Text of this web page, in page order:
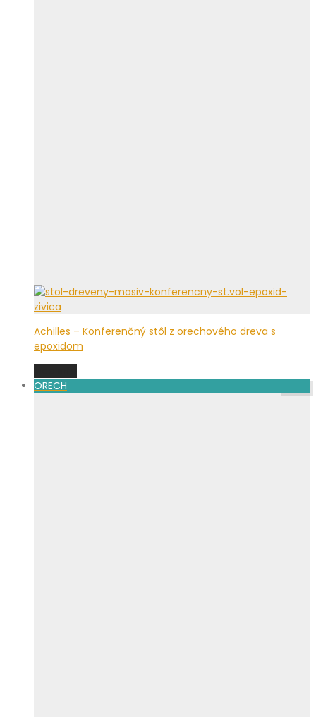
Achilles – Konferenčný stôl z orechového dreva s
epoxidom
ORECH